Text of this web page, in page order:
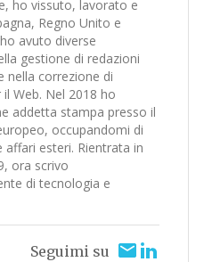
ho vissuto, lavorato e
Regno Unito e
avuto diverse
gestione di redazioni
nella correzione di
Web. Nel 2018 ho
addetta stampa presso il
occupandomi di
affari esteri. Rientrata in
ora scrivo
di tecnologia e
Seguimi su